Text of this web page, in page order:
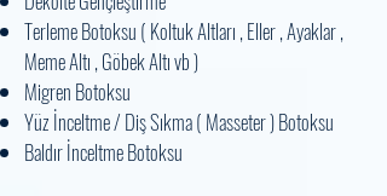
Terleme Botoksu ( Koltuk Altları , Eller , Ayaklar ,
Meme Altı , Göbek Altı vb )
Migren Botoksu
Yüz İnceltme / Diş Sıkma ( Masseter ) Botoksu
Baldır İnceltme Botoksu